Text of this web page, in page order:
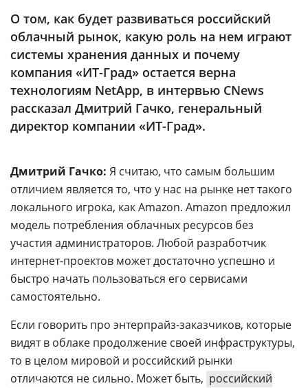
Конференции
ТВ
издании
Вакансии
Контакты
Max
VK
О том, как будет развиваться российский
облачный рынок, какую роль на нем играют
системы хранения данных и почему
компания «ИТ-Град» остается верна
технологиям NetApp, в интервью CNews
рассказал Дмитрий Гачко, генеральный
директор компании «ИТ-Град».
Дмитрий Гачко: Я считаю, что самым большим
отличием является то, что у нас на рынке нет такого
локального игрока, как Amazon. Amazon предложил
модель потребления облачных ресурсов без
участия администраторов. Любой разработчик
интернет-проектов может достаточно успешно и
быстро начать пользоваться его сервисами
самостоятельно.
Если говорить про энтерпрайз-заказчиков, которые
видят в облаке продолжение своей инфраструктуры,
то в целом мировой и российский рынки
отличаются не сильно. Может быть, российский